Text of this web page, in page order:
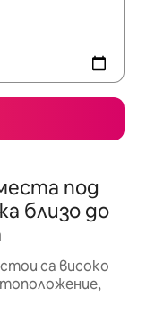
под
близо до
са високо